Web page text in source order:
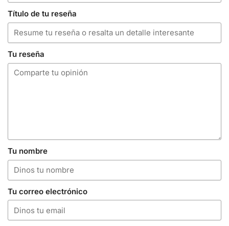
Título de tu reseña
Tu reseña
Tu nombre
Tu correo electrónico